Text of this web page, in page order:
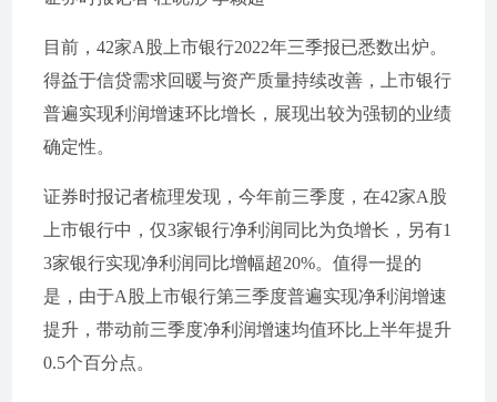
目前，42家A股上市银行2022年三季报已悉数出炉。
得益于信贷需求回暖与资产质量持续改善，上市银行
普遍实现利润增速环比增长，展现出较为强韧的业绩
确定性。
证券时报记者梳理发现，今年前三季度，在42家A股
上市银行中，仅3家银行净利润同比为负增长，另有1
3家银行实现净利润同比增幅超20%。值得一提的
是，由于A股上市银行第三季度普遍实现净利润增速
提升，带动前三季度净利润增速均值环比上半年提升
0.5个百分点。